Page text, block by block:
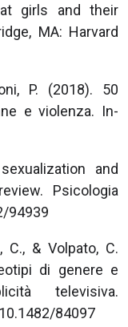
girls and their
MA: Harvard
P. (2018). 50
e violenza. In-
and
Psicologia
94939
C., & Volpato, C.
di genere e
televisiva.
84097